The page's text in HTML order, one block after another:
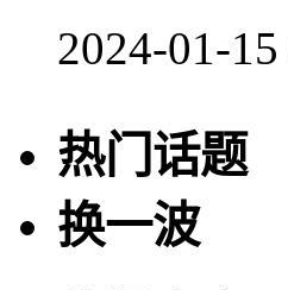
2024-01-
热门话题
换一波